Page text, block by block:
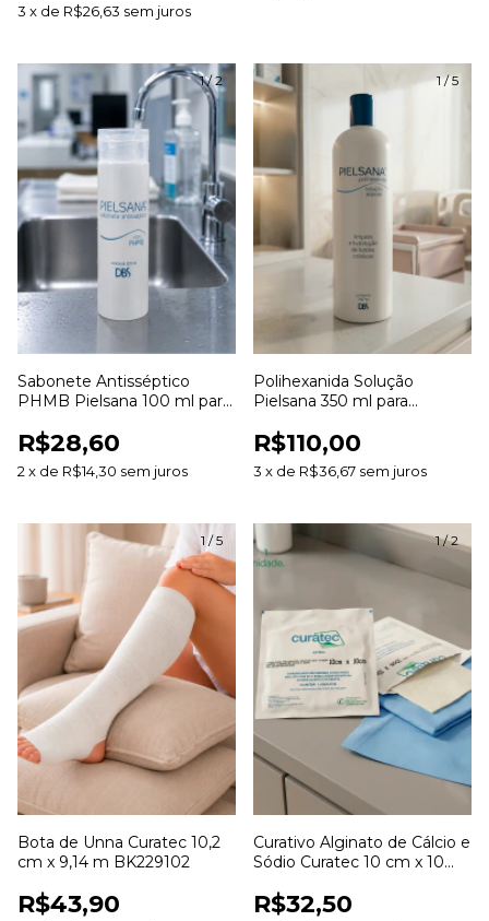
3 x de R$26,63 sem juros
1/2
Sabonete Antisséptico
PHMB Pielsana 100 ml para
R$28,60
2 x de R$14,30 sem juros
1/5
Polihexanida Solução
Pielsana 350 ml para
R$110,00
3 x de R$36,67 sem juros
1/5
Bota de Unna Curatec 10,2
cm x 9,14 m BK229102
R$43,90
1/2
Curativo Alginato de Cálcio e
Sódio Curatec 10 cm x 10
R$32,50